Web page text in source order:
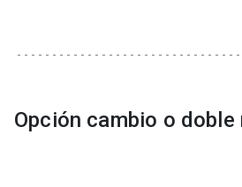
Opción cambio o doble